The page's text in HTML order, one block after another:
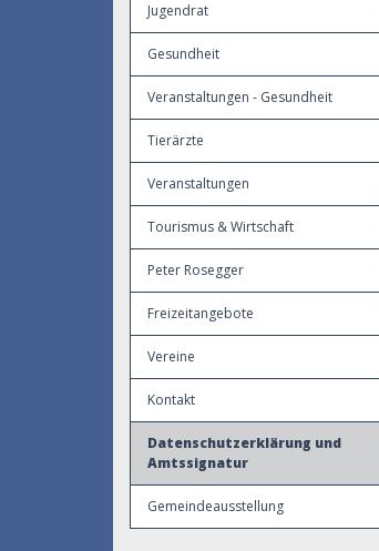
Jugendrat
Gesundheit
Veranstaltungen - Gesundheit
Tierärzte
Veranstaltungen
Tourismus & Wirtschaft
Peter Rosegger
Freizeitangebote
Vereine
Kontakt
Datenschutzerklärung und
Amtssignatur
Gemeindeausstellung